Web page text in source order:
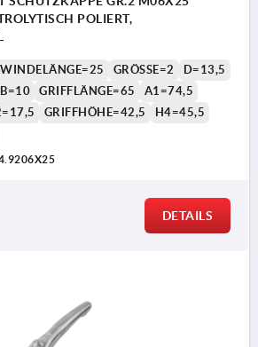
POLIERT,
GRÖSSE=2
D=13,5
B=10 GRIFFLÄNGE=65
A1=74,5
GRIFFHÖHE=42,5
H4=45,5
DETAILS